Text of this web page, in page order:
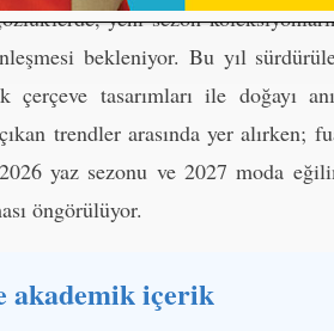
yeni sezon
bekleniyor. Bu yıl
çerçeve tasarımları ile doğayı
trendler arasında yer alırken;
yaz sezonu ve 2027 moda
öngörülüyor.
akademik içerik